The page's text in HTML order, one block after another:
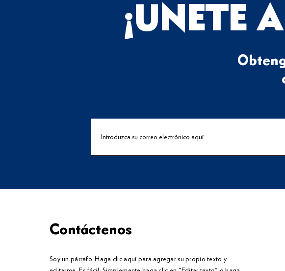
¡UNETE
Contáctenos
Soy un párrafo. Haga clic aquí para agregar su propio texto y